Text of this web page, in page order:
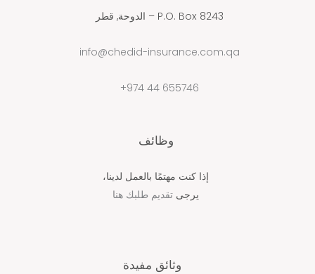
P.O. Box 8243 – الدوحة, قطر
info@chedid-insurance.com.qa
655746 44 974+
وظائف
إذا كنت مهتمًا بالعمل لدينا،
يرجى تقديم طلبك هنا
وثائق مفيدة